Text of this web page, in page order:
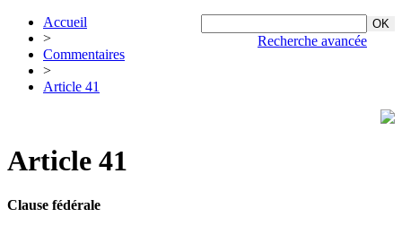
Recherche avancée
Accueil
>
Commentaires
>
Article 41
Article 41
Clause fédérale